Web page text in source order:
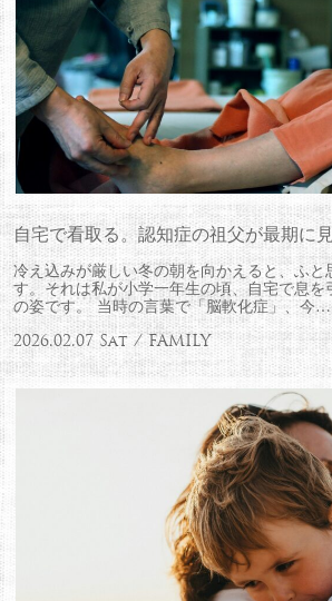
自宅で看取る。認知症の祖父が最期に
冷え込みが厳しい冬の朝を向かえると、ふと
す。それは私が小学一年生の頃、自宅で息を
の姿です。 当時の言葉で「脳軟化症」、今…
2026.02.07 Sat / FAMILY